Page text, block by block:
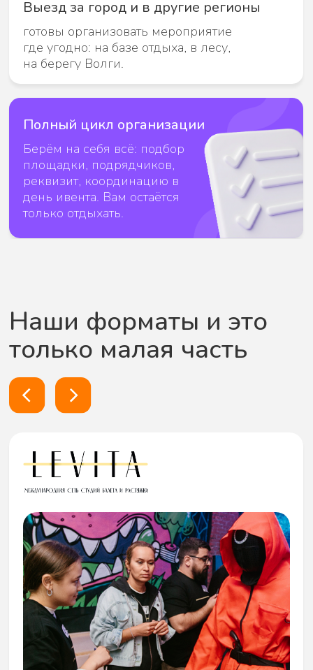
Дети были в восторге, родители
счастливы, а у заказчика не болела
голова как это все организовать.
Аним. шоу с элементами квеста
в тематике “Космос”.
Наши форматы и это
только малая часть